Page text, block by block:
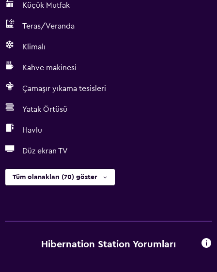
Küçük Mutfak
Teras/Veranda
Klimalı
Kahve makinesi
Çamaşır yıkama tesisleri
Yatak Örtüsü
Havlu
Düz ekran TV
Tüm olanakları (70) göster
Hibernation Station Yorumları